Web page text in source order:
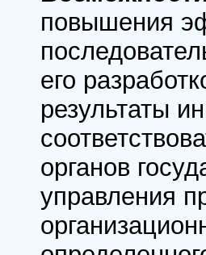
повышения
его
результаты
органов
управления